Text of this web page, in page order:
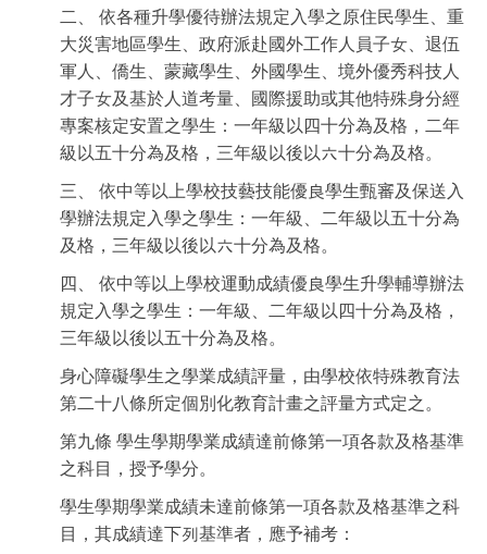
二、 依各種升學優待辦法規定入學之原住民學生、重
大災害地區學生、政府派赴國外工作人員子女、退伍
軍人、僑生、蒙藏學生、外國學生、境外優秀科技人
才子女及基於人道考量、國際援助或其他特殊身分經
專案核定安置之學生：一年級以四十分為及格，二年
級以五十分為及格，三年級以後以六十分為及格。
三、 依中等以上學校技藝技能優良學生甄審及保送入
學辦法規定入學之學生：一年級、二年級以五十分為
及格，三年級以後以六十分為及格。
四、 依中等以上學校運動成績優良學生升學輔導辦法
規定入學之學生：一年級、二年級以四十分為及格，
三年級以後以五十分為及格。
身心障礙學生之學業成績評量，由學校依特殊教育法
第二十八條所定個別化教育計畫之評量方式定之。
第九條 學生學期學業成績達前條第一項各款及格基準
之科目，授予學分。
學生學期學業成績未達前條第一項各款及格基準之科
目，其成績達下列基準者，應予補考：